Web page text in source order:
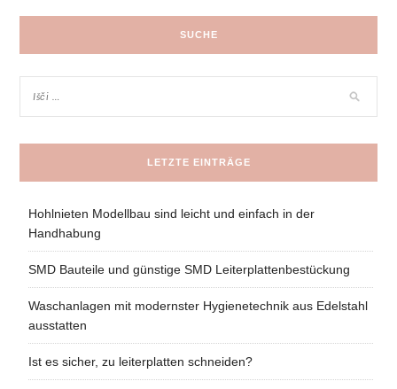
SUCHE
LETZTE EINTRÄGE
Hohlnieten Modellbau sind leicht und einfach in der
Handhabung
SMD Bauteile und günstige SMD Leiterplattenbestückung
Waschanlagen mit modernster Hygienetechnik aus Edelstahl
ausstatten
Ist es sicher, zu leiterplatten schneiden?